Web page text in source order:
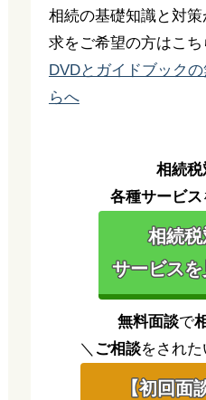
相続の基礎知識と対
求をご希望の方はこち
DVDとガイドブック
らへ
相続税
各種サービス
相続
サービスを
無料面談で
＼ ご相談をされた
【初回面